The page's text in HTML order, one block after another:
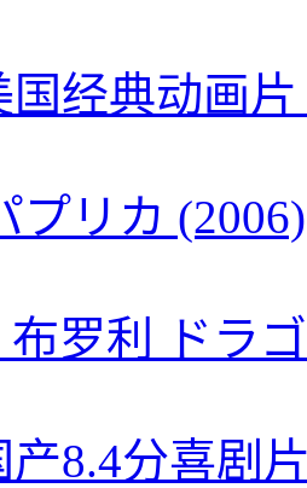
国经典动画
プリカ (2006)
罗利 ドラ
产8.4分喜剧